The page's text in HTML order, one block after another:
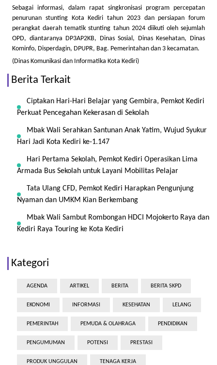
Sebagai informasi, dalam rapat singkronisasi program percepatan
penurunan stunting Kota Kediri tahun 2023 dan persiapan forum
perangkat daerah tematik stunting tahun 2024 diikuti oleh sejumlah
OPD, diantaranya DP3AP2KB, Dinas Sosial, Dinas Kesehatan, Dinas
Kominfo, Disperdagin, DPUPR, Bag. Pemerintahan dan 3 kecamatan.
(Dinas Komunikasi dan Informatika Kota Kediri)
Berita Terkait
Ciptakan Hari-Hari Belajar yang Gembira, Pemkot Kediri
Perkuat Pencegahan Kekerasan di Sekolah
Mbak Wali Serahkan Santunan Anak Yatim, Wujud Syukur
Hari Jadi Kota Kediri ke-1.147
Hari Pertama Sekolah, Pemkot Kediri Operasikan Lima
Armada Bus Sekolah untuk Layani Mobilitas Pelajar
Tata Ulang CFD, Pemkot Kediri Harapkan Pengunjung
Nyaman dan UMKM Kian Berkembang
Mbak Wali Sambut Rombongan HDCI Mojokerto Raya dan
Kediri Raya Touring ke Kota Kediri
Kategori
AGENDA ARTIKEL BERITA BERITA SKPD
EKONOMI INFORMASI KESEHATAN LELANG
PEMERINTAH PEMUDA & OLAHRAGA PENDIDIKAN
PENGUMUMAN POTENSI PRESTASI
PRODUK UNGGULAN TENAGA KERJA